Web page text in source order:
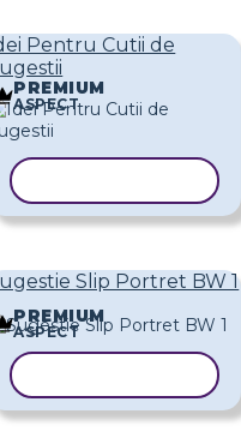
Pentru Cutii de
PREMIUM
ASPECT
Slip Portret BW 1
PREMIUM
ASPECT